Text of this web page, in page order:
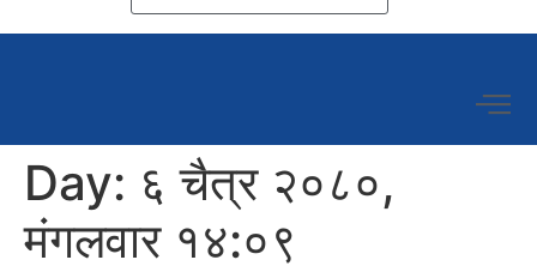
Day: ६ चैत्र २०८०,
मंगलवार १४:०९